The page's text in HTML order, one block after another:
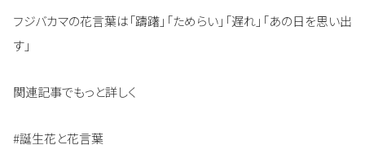
フジバカマの花言葉は「躊躇」「ためらい」「遅れ」「あの日を思い出
す」
関連記事でもっと詳しく
#誕生花と花言葉